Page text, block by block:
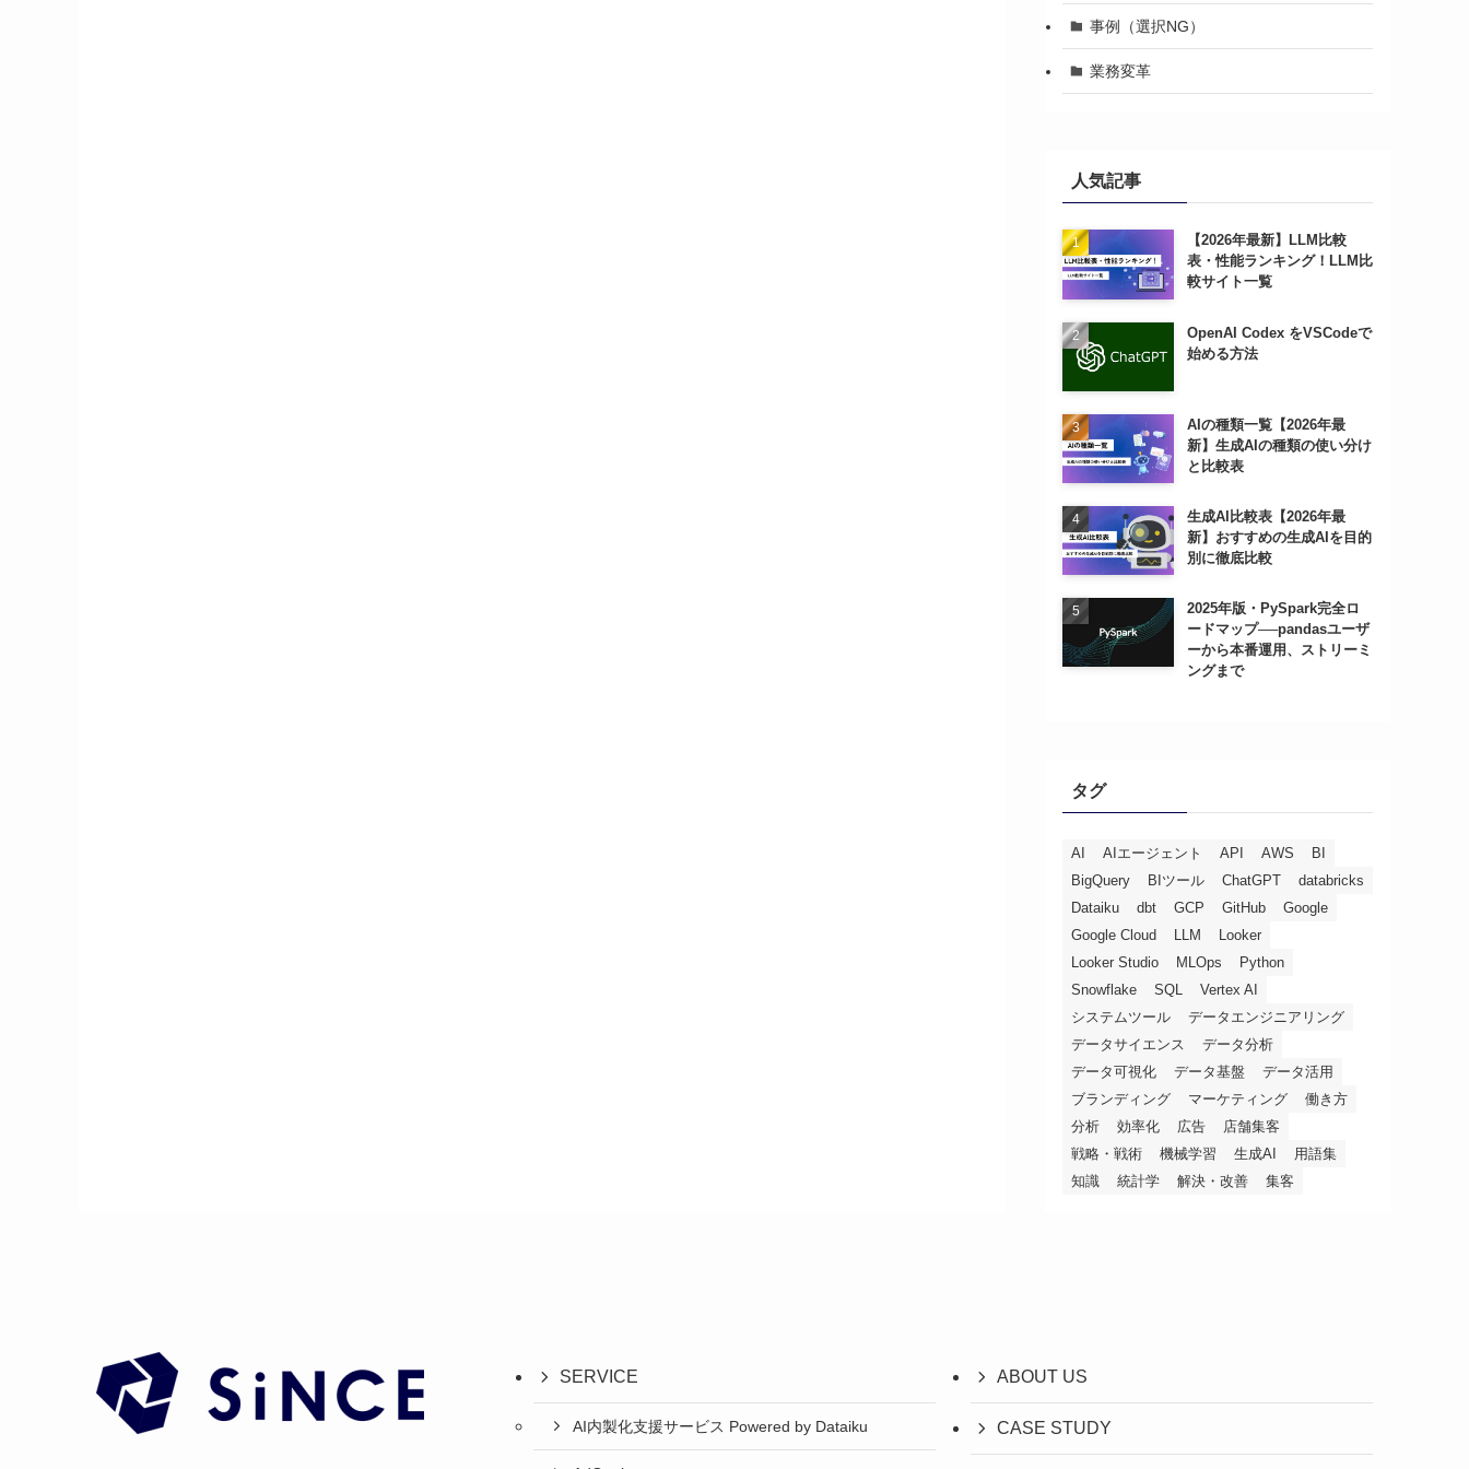
事例（選択NG）
業務変革
人気記事
【2026年最新】LLM比較
表・性能ランキング！LLM比
較サイト一覧
OpenAI Codex をVSCodeで
始める方法
AIの種類一覧【2026年最
新】生成AIの種類の使い分け
と比較表
生成AI比較表【2026年最
新】おすすめの生成AIを目的
別に徹底比較
2025年版・PySpark完全ロ
ードマップ──pandasユーザ
ーから本番運用、ストリーミ
ングまで
タグ
AI AIエージェント API AWS
BI
BigQuery
BIツール ChatGPT
databricks
Dataiku
dbt GCP GitHub
Google
Google Cloud
LLM
Looker
Looker Studio
MLOps
Python
Snowflake
SQL
Vertex AI
システムツール
データエンジニアリング
データサイエンス
データ分析
データ可視化
データ基盤
データ活用
ブランディング
マーケティング
働き方
分析
効率化 広告
店舗集客
戦略・戦術
機械学習 生成AI
用語集
知識
統計学 解決・改善 集客
SERVICE
AI内製化支援サービス Powered by Dataiku
ABOUT US
CASE STUDY